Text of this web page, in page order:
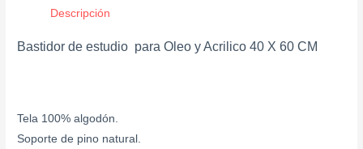
Descripción
Bastidor de estudio para Oleo y Acrilico 40 X 60 CM
Tela 100% algodón.
Soporte de pino natural.